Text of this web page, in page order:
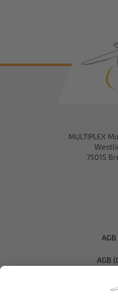
MULTIPLEX
75015
AGB